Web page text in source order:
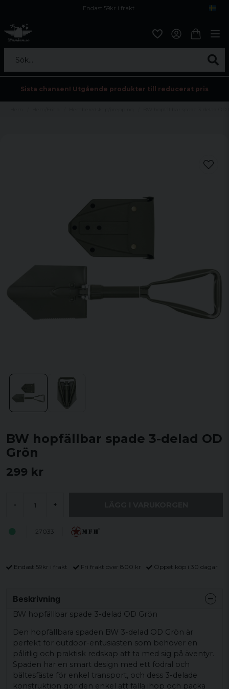
Endast 59kr i frakt
Sök...
Sista chansen! Utgående produkter till reducerat pris
BW hopfällbar spade 3-delad OD
Grön
299 kr
- +
27033
Endast 59kr i frakt Fri frakt över 800 kr Öppet köp i 30 dagar
Beskrivning
BW hopfällbar spade 3-delad OD Grön
Den hopfällbara spaden BW 3-delad OD Grön är
perfekt för outdoor-entusiasten som behöver en
pålitlig och praktisk redskap att ta med sig på äventyr.
Spaden har en smart design med ett fodral och
bältesfäste för enkel transport, och dess 3-delade
konstruktion gör den enkel att fälla ihop och packa